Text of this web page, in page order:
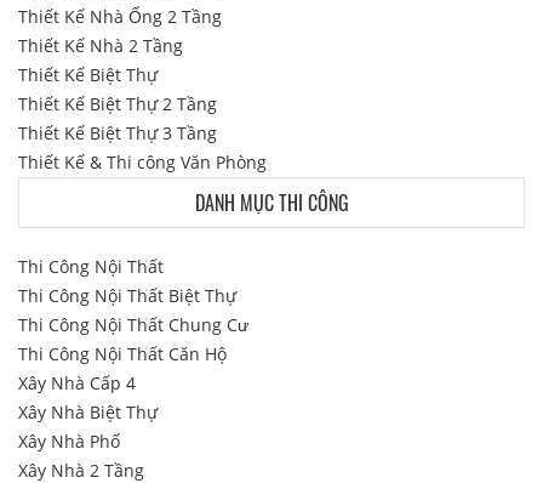
Thiết Kế Nhà Ống 2 Tầng
Thiết Kế Nhà 2 Tầng
Thiết Kế Biệt Thự
Thiết Kế Biệt Thự 2 Tầng
Thiết Kế Biệt Thự 3 Tầng
Thiết Kế & Thi công Văn Phòng
DANH MỤC THI CÔNG
Thi Công Nội Thất
Thi Công Nội Thất Biệt Thự
Thi Công Nội Thất Chung Cư
Thi Công Nội Thất Căn Hộ
Xây Nhà Cấp 4
Xây Nhà Biệt Thự
Xây Nhà Phố
Xây Nhà 2 Tầng